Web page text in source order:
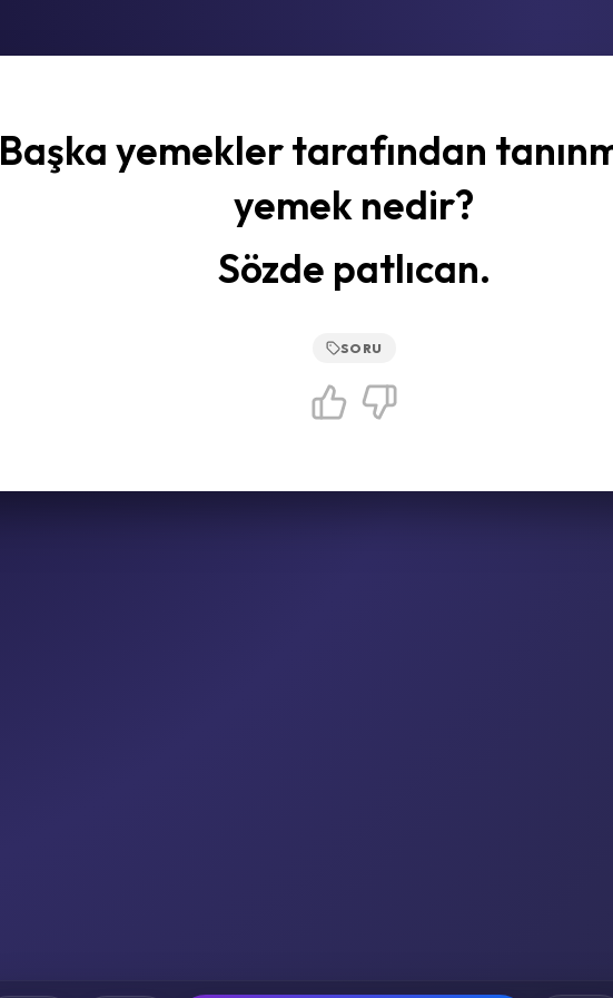
Başka yemekler tarafından
yemek nedir?
Sözde patlıcan.
SORU